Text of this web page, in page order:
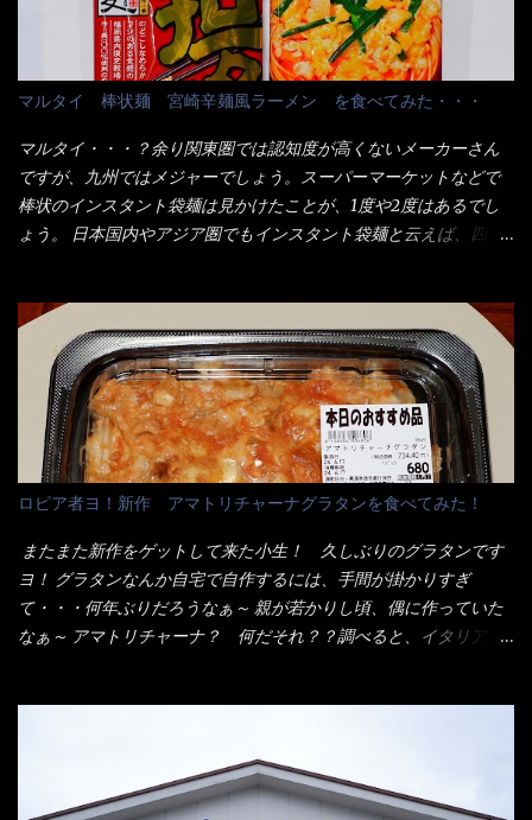
ので少し柔らかく・・・ 茹で上がった饂飩は、お店の饂飩に比べ
＜細い＞です。 どちらかと云えば、稲庭饂飩的な太さですね。 さ
てこれを、どの様に食べるか？ 長葱無かったので、玉葱を刻んで
八王子ラーメン風月見つけうどん！ 冷やし釜あげうどん～です。
ラーメン丼に、冷水を軽く張って饂飩を盛り付け、お椀に昆布出
汁つゆと長葱に山葵です。 これでツルツル～と頂きました。 良い
じゃないか～...
メイン（主流は1,000超）＋定食セット350円程と値段的には、そ
れ程では安い訳でも無いが、客足が絶えない人気店である。 そん
なメニューのなかで、リーズナブルで頂ける＜映え＞るメニュー
が＜カツカレー＞だ！ これです。 当時1,000円税込だった
が・・・今も変わらないと思うけど・・・ これが出てくると、カ
ウンター中からOH～と声が飛ぶ！ 写真は、キャベツ少なめでお願
いしています。 皿のサイズは、直径30cmほどあります。 そこに
ドカ盛のキャベツと御飯にカレーがかかっています。 カレーは辛
ンとした厚さのあるトンカツです。 それも揚げたての熱々です。
これを難なく完食出来なければ、漢では無い！と云っても過言で
はないだろう。 この他も、兎に角ボリューム満点で＜薄カツ＞と
呼ばれるメニューは、トンカツが2枚重ねて出てくるだ！ 1枚が薄
いから、2枚乗せにしたらしいけど・・・
マルタイ 棒状麺 宮崎辛麺風ラーメン を食べてみた・・・
マルタイ・・・？余り関東圏では認知度が高くないメーカーさん
ですが、九州ではメジャーでしょう。スーパーマーケットなどで
棒状のインスタント袋麺は見かけたことが、1度や2度はあるでし
ょう。 日本国内やアジア圏でもインスタント袋麺と云えば、四角
イ棒状ラーメンを、OKストアで見かけ思わず手に取って買い物篭
へ 坦々まぜそばと＜数量限定＞宮崎辛麺風ラーメン オーッといき
なり私の胃袋をグサッと・・・・ 棒状インスタントラーメンの
デビューが決まりました。 か・ら・め・ん・辛麺！ 宮崎辛麺は
チャルメラや日清からも出されている、辛口のラーメンじゃ
ん！！ 酸っぱくしたら、酸辣湯麺？なんてね。 よし今日のサラ
メシは、宮崎辛麺にしよう！ それではまず袋を開けると・・・ な
んだか紙に巻かれた棒状の麺が二束、調味油と粉末スープ！ やは
り見慣れない姿・・・何だかチョッと高級感的な・・・だって透
明なトレイに並んだ棒状麺なんて見慣れないからねぇ～（コスト
がかかる） 袋の裏側を見ると、韮とか卵の用意を勧めている。
それなばらと冷蔵庫にあった、黒豆モヤシ・韮・生卵を用意しま
け、韮の葉の部分をドサッと乗せて調味油を入れて完成です。 ど
うでしょう？ 見た目 Goodデザイン賞じゃない！？ 笑 マルタ
ロピア者ヨ！新作 アマトリチャーナグラタンを食べてみた！
またまた新作をゲットして来た小生！ 久しぶりのグラタンです
ヨ！ グラタンなんか自宅で自作するには、手間が掛かりすぎ
て・・・何年ぶりだろうなぁ～ 親が若かりし頃、偶に作っていた
なぁ～ アマトリチャーナ？ 何だそれ？？調べると、イタリア語
ブン皿で焼いて、大凡の目安で小分けにしているようで、パック
をよーく見たら表面のチーズの乗り具合に結構な差が出てい